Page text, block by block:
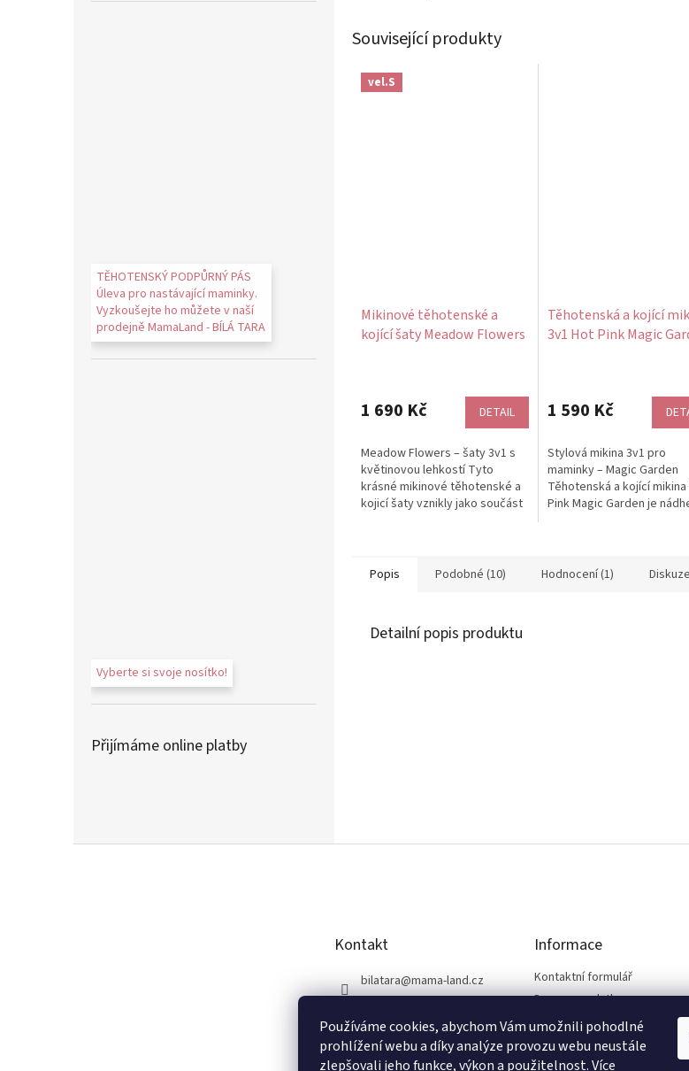
Používáme cookies, abychom Vám umožnili pohodlné
prohlížení webu a díky analýze provozu webu neustále
zlepšovali jeho funkce, výkon a použitelnost.Více
TĚHOTENSKÝ PODPŮRNÝ PÁS
Úleva pro nastávající maminky.
Vyzkoušejte ho můžete v naší
prodejně MamaLand - BÍLÁ TARA
Vyberte si svoje nosítko!
Přijímáme online platby
Související produkty
vel.S
Mikinové těhotenské a
kojící šaty Meadow Flowers
produktu
z
5
hvězdiček.
1 690 Kč DETAIL
Meadow Flowers – šaty 3v1 s
květinovou lehkostí Tyto
krásné mikinové těhotenské a
kojicí šaty vznikly jako součást
Těhotenská a kojící
3v1 Hot Pink Magic
produktu
z
5
hvězdiček.
1 590 Kč
Stylová mikina 3v1 pro
maminky – Magic Garden
Těhotenská a kojící
Pink Magic Garden je
Popis Podobné (10) Hodnocení (1) Diskuze
Detailní popis produktu
Kontakt
bilatara@mama-land.cz
Informace
Kontaktní formulář
Doprava a platba
Obchodní podmínky
Ochrana osobních údajů
Reklamace a vrácení zboží